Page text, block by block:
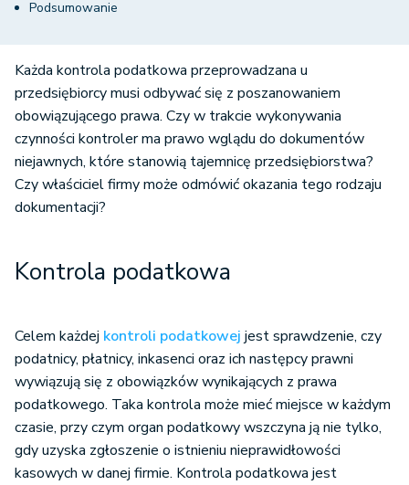
Podsumowanie
Każda kontrola podatkowa przeprowadzana u
przedsiębiorcy musi odbywać się z poszanowaniem
obowiązującego prawa. Czy w trakcie wykonywania
czynności kontroler ma prawo wglądu do dokumentów
niejawnych, które stanowią tajemnicę przedsiębiorstwa?
Czy właściciel firmy może odmówić okazania tego rodzaju
dokumentacji?
Kontrola podatkowa
Celem każdej kontroli podatkowej jest sprawdzenie, czy
podatnicy, płatnicy, inkasenci oraz ich następcy prawni
wywiązują się z obowiązków wynikających z prawa
podatkowego. Taka kontrola może mieć miejsce w każdym
czasie, przy czym organ podatkowy wszczyna ją nie tylko,
gdy uzyska zgłoszenie o istnieniu nieprawidłowości
kasowych w danej firmie. Kontrola podatkowa jest